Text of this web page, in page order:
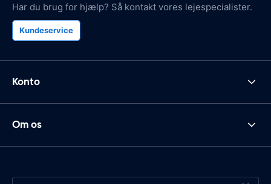
Har du brug for hjælp? Så kontakt vores lejespecialister.
Kundeservice
Konto
Om os